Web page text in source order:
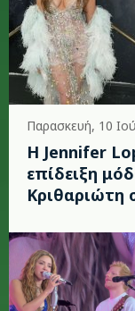
Παρασκευή, 10
Η Jennifer
επίδειξη
Κριθαριώτη